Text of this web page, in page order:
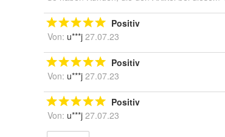
Positiv
Von: u***j 27.07.23
Positiv
Von: u***j 27.07.23
Positiv
Von: u***j 27.07.23